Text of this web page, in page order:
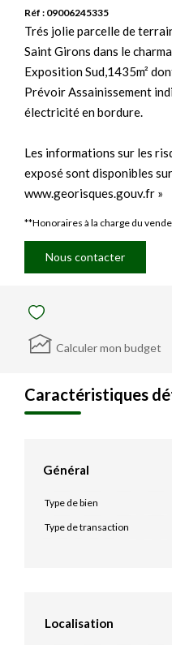
Réf : 09006245335
Trés jolie parcelle de
Saint Girons dans le
Exposition Sud,1435m²
Prévoir Assainissement
électricité en bordure.
Les informations sur les
exposé sont disponibles
www.georisques.gouv.fr »
**Honoraires à la charge du
Nous contacter
Calculer mon budget
Caractéristiques
Général
Type de bien
Type de transaction
Localisation